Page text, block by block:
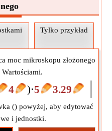
Tylko przykład
moc mikroskopu złożonego
4 )⋅5 3.29
() powyżej, aby edytować
i jednostki.